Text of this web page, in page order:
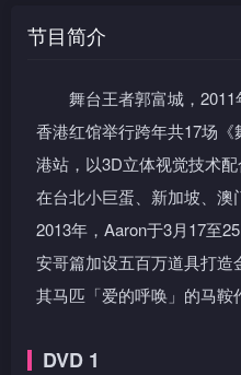
节目简介
舞台王者郭富城，
香港红馆举行跨年共17场
港站，以3D立体视觉技术
在台北小巨蛋、新加坡、澳
2013年，Aaron于3月17至
安哥篇加设五百万道具打
其马匹「爱的呼唤」的马鞍
DVD 1